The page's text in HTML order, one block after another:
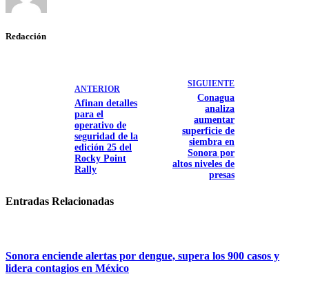
Redacción
ANTERIOR
Afinan detalles
para el
operativo de
seguridad de la
edición 25 del
Rocky Point
Rally
SIGUIENTE
Conagua
analiza
aumentar
superficie de
siembra en
Sonora por
altos niveles de
presas
Entradas Relacionadas
Sonora enciende alertas por dengue, supera los 900 casos y
lidera contagios en México